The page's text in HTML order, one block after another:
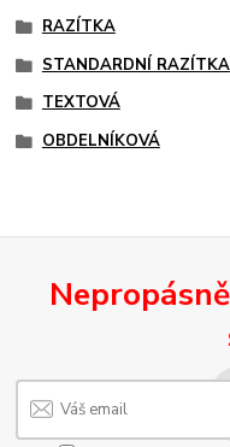
RAZÍTKA
STANDARDNÍ RAZÍTKA
TEXTOVÁ
OBDELNÍKOVÁ